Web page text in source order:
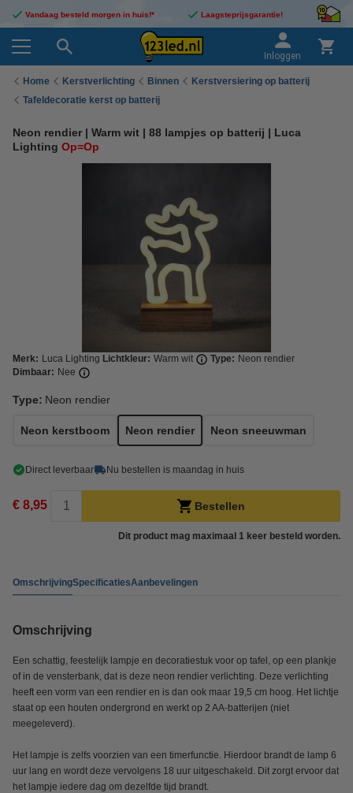
Vandaag besteld morgen in huis!* Laagsteprijsgarantie!
Inloggen
Home Kerstverlichting Binnen
Kerstversiering op batterij
Tafeldecoratie kerst op batterij
Neon rendier | Warm wit | 88 lampjes op batterij | Luca
Lighting Op=Op
Merk: Luca Lighting Lichtkleur: Warm wit Type: Neon rendier
Dimbaar: Nee
Type: Neon rendier
Neon kerstboom Neon rendier Neon sneeuwman
Direct leverbaar Nu bestellen is maandag in huis
€ 8,95 Bestellen
Dit product mag maximaal 1 keer besteld worden.
OmschrijvingSpecificatiesAanbevelingen
Omschrijving
Een schattig, feestelijk lampje en decoratiestuk voor op tafel, op een plankje
of in de vensterbank, dat is deze neon rendier verlichting. Deze verlichting
heeft een vorm van een rendier en is dan ook maar 19,5 cm hoog. Het lichtje
staat op een houten ondergrond en werkt op 2 AA-batterijen (niet
meegeleverd).
Het lampje is zelfs voorzien van een timerfunctie. Hierdoor brandt de lamp 6
uur lang en wordt deze vervolgens 18 uur uitgeschakeld. Dit zorgt ervoor dat
het lampje iedere dag om dezelfde tijd brandt.